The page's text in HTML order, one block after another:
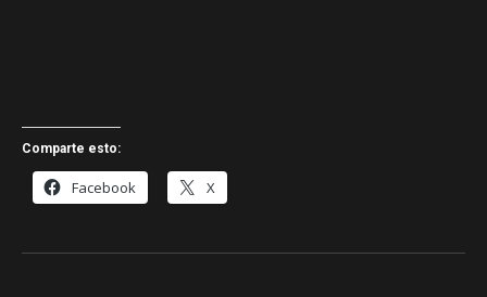
Comparte esto:
Facebook X